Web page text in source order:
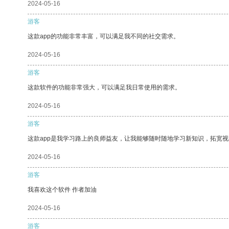
2024-05-16
游客
这款app的功能非常丰富，可以满足我不同的社交需求。
2024-05-16
游客
这款软件的功能非常强大，可以满足我日常使用的需求。
2024-05-16
游客
这款app是我学习路上的良师益友，让我能够随时随地学习新知识，拓宽
2024-05-16
游客
我喜欢这个软件 作者加油
2024-05-16
游客